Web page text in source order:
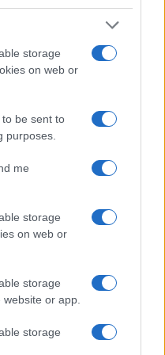
storage
on web or
be sent to
purposes.
me
storage
on web or
storage
or app.
storage
reale?
telegram di
ultime news